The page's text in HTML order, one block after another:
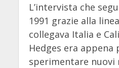
L’intervista che
1991 grazie alla
collegava Italia e
Hedges era appena
sperimentare nuovi